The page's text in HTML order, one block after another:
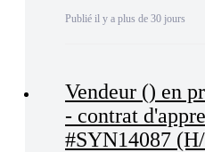
Publié il y a plus de 30 jours
Vendeur () en
- contrat
#SYN14087